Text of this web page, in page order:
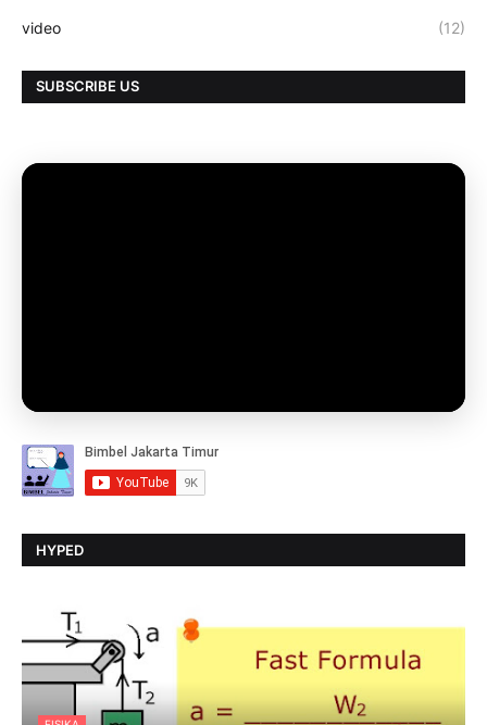
video (12)
SUBSCRIBE US
HYPED